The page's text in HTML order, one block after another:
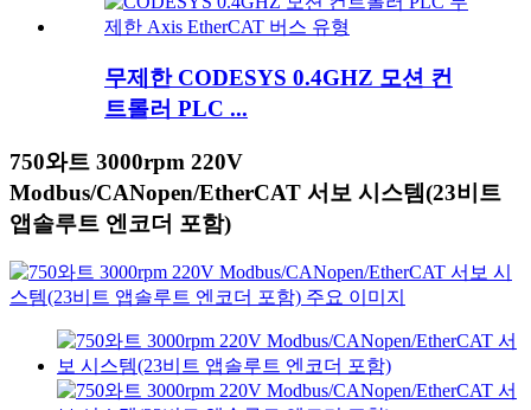
무제한 CODESYS 0.4GHZ 모션 컨
트롤러 PLC ...
750와트 3000rpm 220V
Modbus/CANopen/EtherCAT 서보 시스템(23비트
앱솔루트 엔코더 포함)